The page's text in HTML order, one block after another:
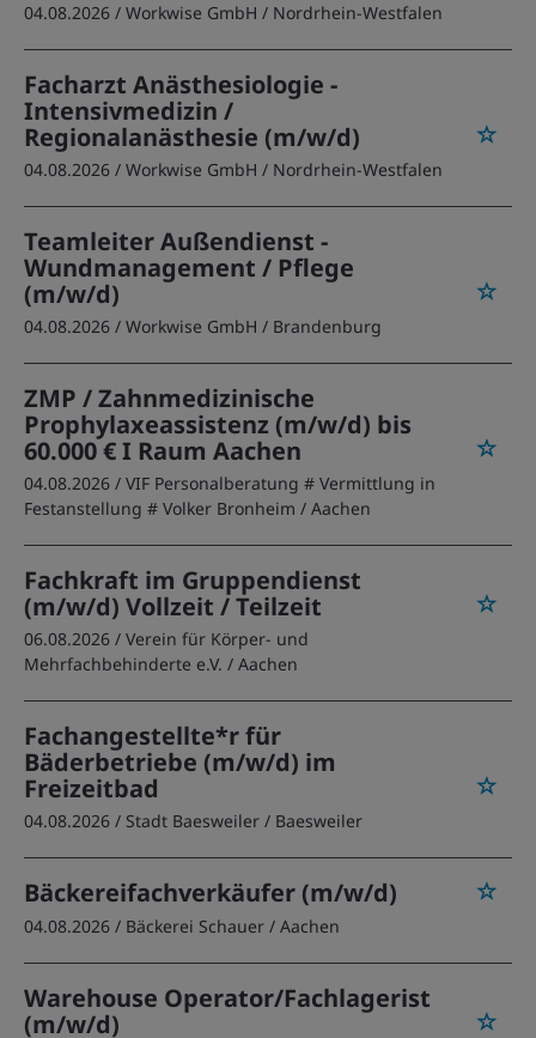
04.08.2026 / Workwise GmbH / Nordrhein-Westfalen
Facharzt Anästhesiologie -
Intensivmedizin /
Regionalanästhesie (m/w/d)
04.08.2026 / Workwise GmbH / Nordrhein-Westfalen
Teamleiter Außendienst -
Wundmanagement / Pflege
(m/w/d)
04.08.2026 / Workwise GmbH / Brandenburg
ZMP / Zahnmedizinische
Prophylaxeassistenz (m/w/d) bis
60.000 € I Raum Aachen
04.08.2026 / VIF Personalberatung # Vermittlung in
Festanstellung # Volker Bronheim / Aachen
Fachkraft im Gruppendienst
(m/w/d) Vollzeit / Teilzeit
06.08.2026 / Verein für Körper- und
Mehrfachbehinderte e.V. / Aachen
Fachangestellte*r für
Bäderbetriebe (m/w/d) im
Freizeitbad
04.08.2026 / Stadt Baesweiler / Baesweiler
Bäckereifachverkäufer (m/w/d)
04.08.2026 / Bäckerei Schauer / Aachen
Warehouse Operator/Fachlagerist
(m/w/d)